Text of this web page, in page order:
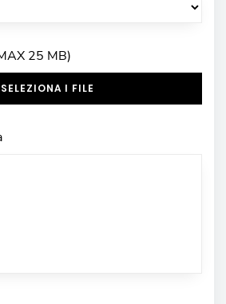
25 MB)
SELEZIONA I FILE